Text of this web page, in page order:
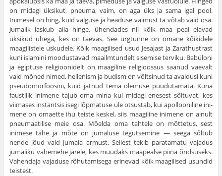
on midagi üksikut, pneuma, vaim, on aga üks ja sama igal pool.
Inimesel on hing, kuid valguse ja headuse vaimust ta võtab vaid osa.
Jumalik laskub alla hinge, ühendades nii kõik maa peal elavad
üksikud ühega, kes on taevas. See ürgtunne on omane kõikidele
maagilistele usku­dele. Kõik maagilised usud Jesajast ja Zarathustrast
kuni islamini moodustavad maailmtundelt sisemise terviku. Babüloni
ja egiptuse religioonidelt on maa­giline religioossus saanud vaevalt
vaid mõned nimed, hellenism ja budism on võltsinud ta avaldusi kuni
pseudomorfoosini, kuid jätnud tema olemuse puudu­tamata. Kuna
faustilik inimene tajub oma mina kui midagi enesest sõltuvat, kes
viimases instantsis isegi lõpmatuse üle otsustab, kui apollooniline ini­
mene on omaette ihu teiste keskel, siis maagiline ini­mene on ainult
pneumaatilise meie osa. Mõelda oma tahtele on mõttetus, sest
inimese tahe ja mõte on jumaluse tegutsemine — seega sõltub
nende jõud vaid jumala armust. Sellest tekib paratamatu vajadus
jumaliku vahemehe järele, kes muudaks maa­pealse piina õndsuseks.
Vahendaja vajaduse rõhuta­misega erinevad kõik maagilised usundid
teistest.